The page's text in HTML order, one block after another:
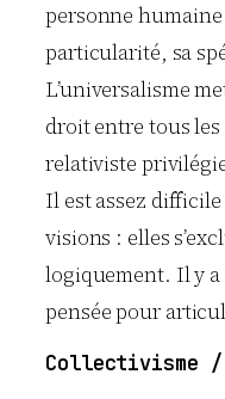
personne
particularité, sa
L’universalisme
droit entre tous
relativiste
Il est assez
visions : elles
logiquement. Il y
pensée pour
Collectivisme